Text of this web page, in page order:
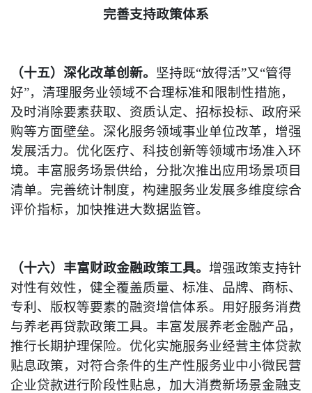
完善支持政策体系
（十五）深化改革创新。 坚持既“放得活”又“管得
好”，清理服务业领域不合理标准和限制性措施，
及时消除要素获取、资质认定、招标投标、政府采
购等方面壁垒。深化服务领域事业单位改革，增强
发展活力。优化医疗、科技创新等领域市场准入环
境。丰富服务场景供给，分批次推出应用场景项目
清单。完善统计制度，构建服务业发展多维度综合
评价指标，加快推进大数据监管。
（十六）丰富财政金融政策工具。 增强政策支持针
对性有效性，健全覆盖质量、标准、品牌、商标、
专利、版权等要素的融资增信体系。用好服务消费
与养老再贷款政策工具。丰富发展养老金融产品，
推行长期护理保险。优化实施服务业经营主体贷款
贴息政策，对符合条件的生产性服务业中小微民营
企业贷款进行阶段性贴息，加大消费新场景金融支